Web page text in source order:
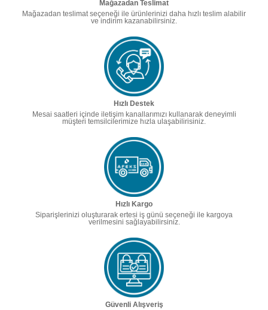
Mağazadan Teslimat
Mağazadan teslimat seçeneği ile ürünlerinizi daha hızlı teslim alabilir
ve indirim kazanabilirsiniz.
Hızlı Destek
Mesai saatleri içinde iletişim kanallarımızı kullanarak deneyimli
müşteri temsilcilerimize hızla ulaşabilirisiniz.
Hızlı Kargo
Siparişlerinizi oluşturarak ertesi iş günü seçeneği ile kargoya
verilmesini sağlayabilirsiniz.
Güvenli Alışveriş